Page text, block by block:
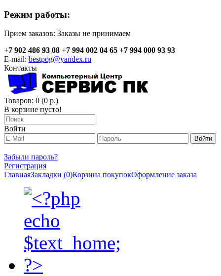
Режим работы:
Прием заказов: Заказы не принимаем
+7 902 486 93 08 +7 994 002 04 65 +7 994 000 93 93
E-mail: bestpog@yandex.ru
Контакты
Товаров: 0 (0 р.)
В корзине пусто!
Войти
Забыли пароль?
Регистрация
ГлавнаяЗакладки (0)Корзина покупокОформление заказа